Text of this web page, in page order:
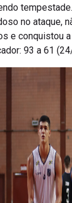
no ataque,
e conquistou
93 a 61